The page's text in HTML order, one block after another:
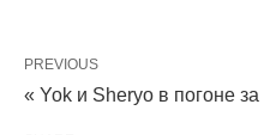
PREVIOUS
« Yok и Sheryo в погоне